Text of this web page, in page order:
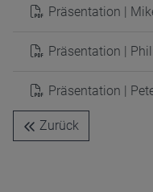
Präsentation |
Präsentation |
Präsentation |
Zurück